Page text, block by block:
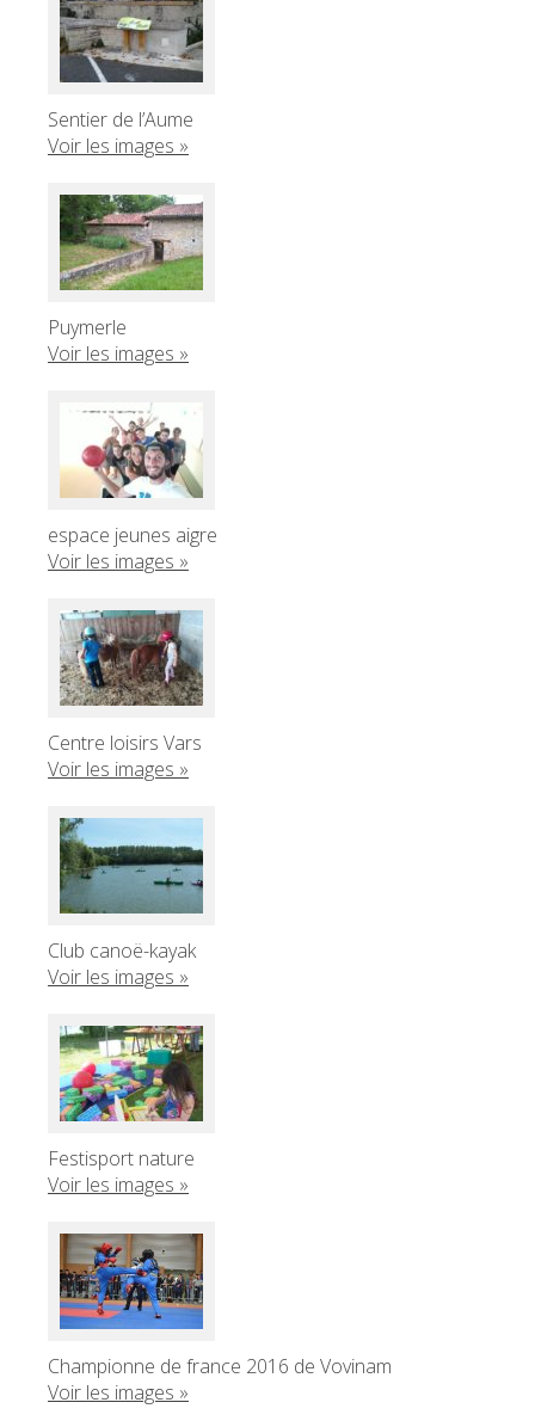
Sentier de l’Aume
Voir les images »
Puymerle
Voir les images »
espace jeunes aigre
Voir les images »
Centre loisirs Vars
Voir les images »
Club canoë-kayak
Voir les images »
Festisport nature
Voir les images »
Championne de france 2016 de Vovinam
Voir les images »